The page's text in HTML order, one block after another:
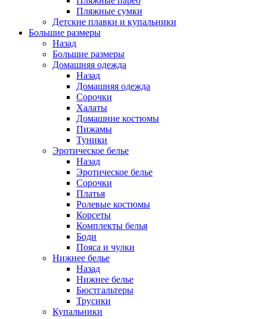
Пляжные сумки
Детские плавки и купальники
Большие размеры
Назад
Большие размеры
Домашняя одежда
Назад
Домашняя одежда
Сорочки
Халаты
Домашние костюмы
Пижамы
Туники
Эротическое белье
Назад
Эротическое белье
Сорочки
Платья
Ролевые костюмы
Корсеты
Комплекты белья
Боди
Пояса и чулки
Нижнее белье
Назад
Нижнее белье
Бюстгальтеры
Трусики
Купальники